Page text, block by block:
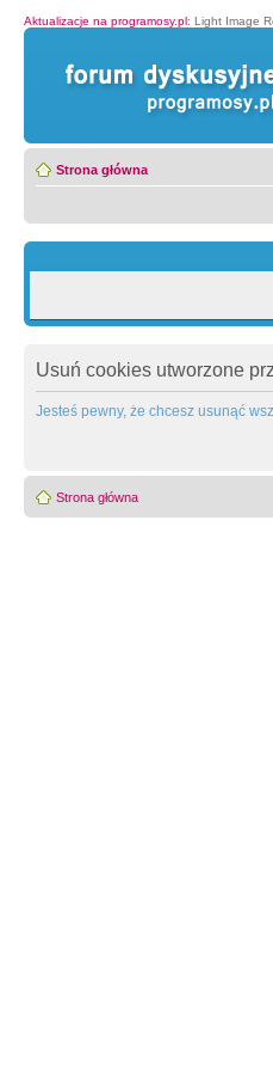
Aktualizacje na programosy.pl: Light Image
Strona główna
Usuń cookies utworzone
Jesteś pewny, że chcesz usunąć
Strona główna